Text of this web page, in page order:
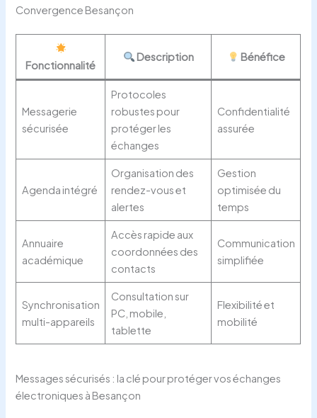
Convergence Besançon
Fonctionnalité
Description Bénéfice
Messagerie
sécurisée
Protocoles
robustes pour
protéger les
échanges
Confidentialité
assurée
Agenda intégré
Organisation des
rendez-vous et
alertes
Gestion
optimisée du
temps
Annuaire
académique
Accès rapide aux
coordonnées des
contacts
Communication
simplifiée
Synchronisation
multi-appareils
Consultation sur
PC, mobile,
tablette
Flexibilité et
mobilité
Messages sécurisés : la clé pour protéger vos échanges
électroniques à Besançon